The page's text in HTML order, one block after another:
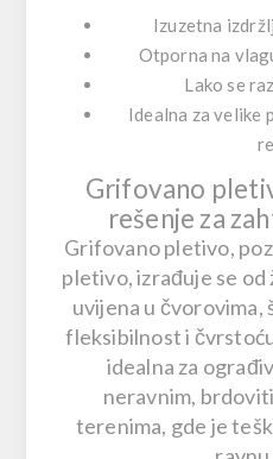
Izuzetna
Otporna na
Lako se
Idealna za velike
Grifovano
rešenje za
Grifovano pletivo,
pletivo, izrađuje se od
uvijena u čvorovima,
fleksibilnost i
idealna za
neravnim,
terenima, gde je